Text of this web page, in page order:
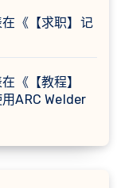
《 【求职】记
《 【教程】
ARC Welder